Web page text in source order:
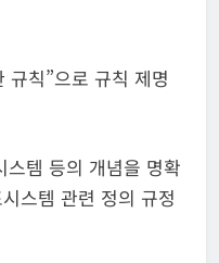
규칙”으로 규칙 제명
템 등의 개념을 명확
스템 관련 정의 규정